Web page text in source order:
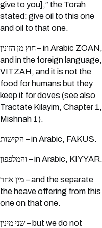
give to you],” the Torah
stated: give oil to this one
and oil to that one.
חוץ מן הזונין – in Arabic ZOAN,
and in the foreign language,
VITZAH, and it is not the
food for humans but they
keep it for doves (see also
Tractate Kilayim, Chapter 1,
Mishnah 1).
הקישות – in Arabic, FAKUS.
והמלפפון – in Arabic, KIYYAR.
מין אחר – and the separate
the heave offering from this
one on that one.
שני מינין – but we do not